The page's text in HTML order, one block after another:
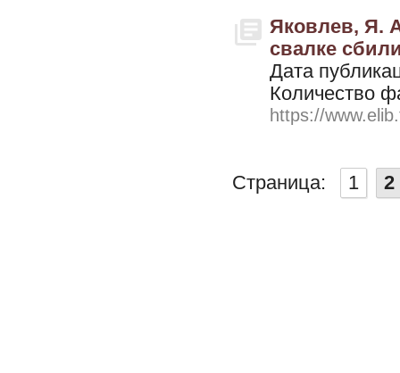
Яковлев, Я.
свалке
Дата
Количество
https://
Страница: 1 2